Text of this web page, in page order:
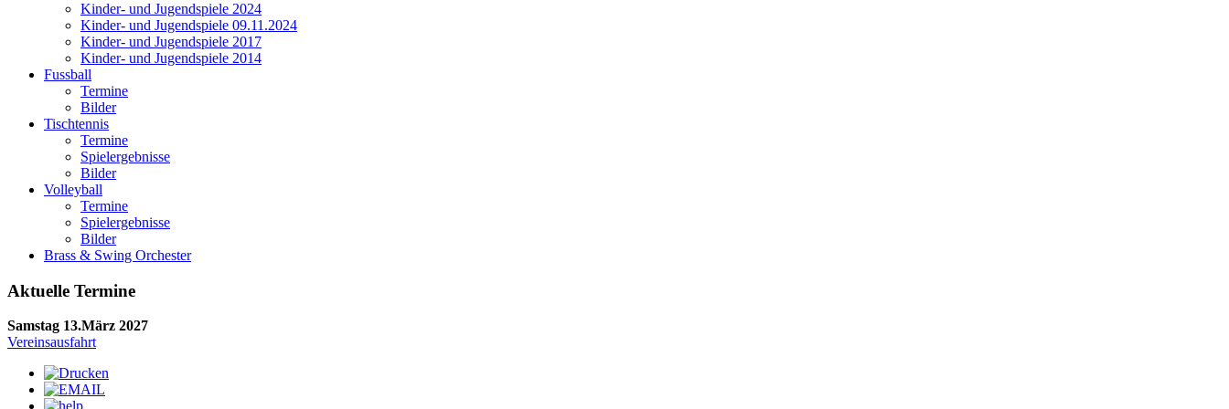
Kinder- und Jugendspiele 2024
Kinder- und Jugendspiele 09.11.2024
Kinder- und Jugendspiele 2017
Kinder- und Jugendspiele 2014
Fussball
Termine
Bilder
Tischtennis
Termine
Spielergebnisse
Bilder
Volleyball
Termine
Spielergebnisse
Bilder
Brass & Swing Orchester
Aktuelle Termine
Samstag 13.März 2027
Vereinsausfahrt